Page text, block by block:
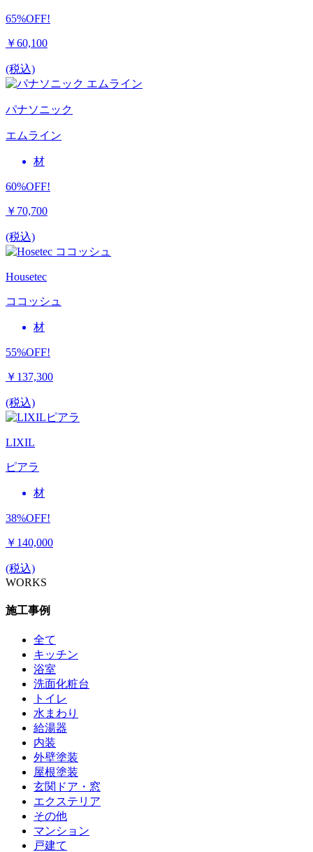
65%OFF!
￥60,100
(税込)
パナソニック
エムライン
材
60%OFF!
￥70,700
(税込)
Housetec
ココッシュ
材
55%OFF!
￥137,300
(税込)
LIXIL
ピアラ
材
38%OFF!
￥140,000
(税込)
WORKS
施工事例
全て
キッチン
浴室
洗面化粧台
トイレ
水まわり
給湯器
内装
外壁塗装
屋根塗装
玄関ドア・窓
エクステリア
その他
マンション
戸建て